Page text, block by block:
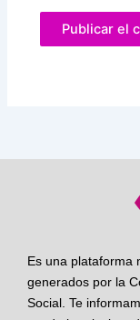
Es una plataforma
generados por la
Social. Te